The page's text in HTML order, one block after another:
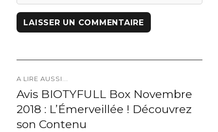
Navigation
de
l’article
A LIRE AUSSI...
Previous
post:
Avis BIOTYFULL Box Novembre
2018 : L’Émerveillée ! Découvrez
son Contenu